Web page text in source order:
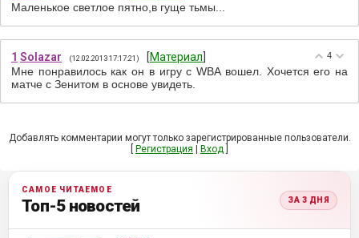
Маленькое светлое пятно,в гуще тьмы...
4
1 Solazar (12.02.2013 17:17:21) [Материал
Мне понравилось как он в игру с WBA вошел. Хочется его на
матче с Зенитом в основе увидеть.
Добавлять комментарии могут только зарегистрированные пользователи.
Регистрация Вход
САМОЕ ЧИТАЕМОЕ
Топ-5 новостей ЗА 3 ДНЯ